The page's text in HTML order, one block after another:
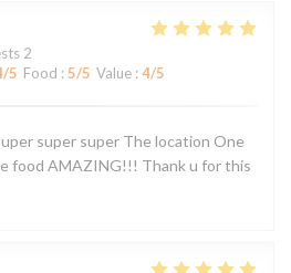
2
/5 Food : 5/5 Value : 4/5
super super The location One
food AMAZING!!! Thank u for this